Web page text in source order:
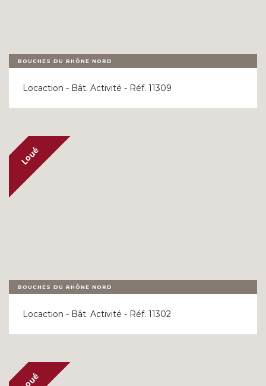
BOUCHES DU RHÔNE NORD
Locaction - Bât. Activité - Réf. 11309
BOUCHES DU RHÔNE NORD
Locaction - Bât. Activité - Réf. 11302